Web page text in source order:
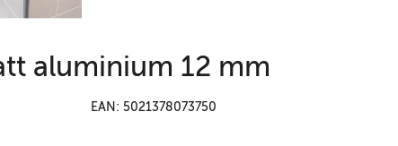
aluminium 12 mm
EAN: 5021378073750